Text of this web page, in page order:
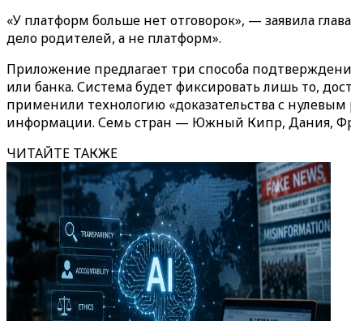
«У платформ больше нет отговорок», — заявила
дело родителей, а не платформ».
Приложение предлагает три способа
или банка. Система будет фиксировать лишь то,
применили технологию «доказательства с
информации. Семь стран — Южный Кипр, Дания,
ЧИТАЙТЕ ТАКЖЕ